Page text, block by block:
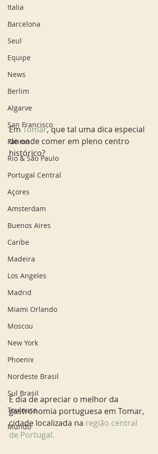
Italia
Barcelona
Seul
Equipe
News
Berlim
Algarve
San Francisco
Fatima
Rio & São Paulo
Portugal Central
Açores
Amsterdam
Buenos Aires
Caribe
Madeira
Los Angeles
Madrid
Miami Orlando
Moscou
New York
Phoenix
Nordeste Brasil
Sul Brasil
Toulouse
Mundo
Em Tomar, que tal uma dica especial
de onde comer em pleno centro
histórico?
É dia de apreciar o melhor da
gastronomia portuguesa em Tomar,
cidade localizada na região central
de Portugal.